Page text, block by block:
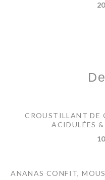
CROUSTILLANT DE
ACIDULÉES
ANANAS CONFIT,